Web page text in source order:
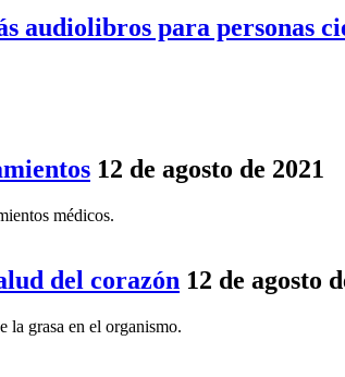
audiolibros para personas
12 de agosto de 2021
médicos.
del corazón 12 de agosto
la grasa en el organismo.